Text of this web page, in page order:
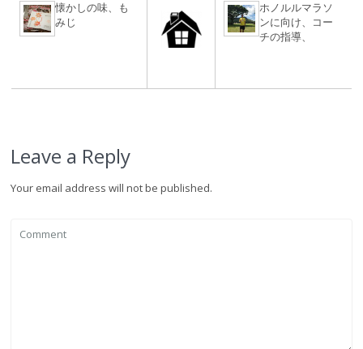
懐かしの味、も
みじ
ホノルルマラソ
ンに向け、コー
チの指導、
Leave a Reply
Your email address will not be published.